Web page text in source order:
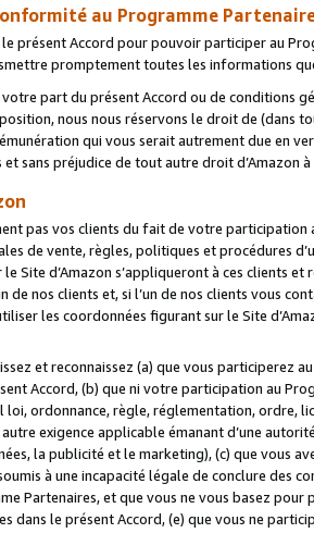
au Programme
présent Accord pour pouvoir participer au
promptement toutes les informations
part du présent Accord ou de conditions
nous nous réservons le droit de (dans
qui vous serait autrement due en
et sans préjudice de tout autre droit
pas vos clients du fait de votre
de vente, règles, politiques et procédures
Site d’Amazon s’appliqueront à ces clients
de nos clients et, si l’un de nos clients vous
les coordonnées figurant sur le Site
et reconnaissez (a) que vous participerez
Accord, (b) que ni votre participation au
loi, ordonnance, règle, réglementation, ordre,
exigence applicable émanant d’une
la publicité et le marketing), (c) que vous
à une incapacité légale de conclure des
Partenaires, et que vous ne vous basez
dans le présent Accord, (e) que vous ne